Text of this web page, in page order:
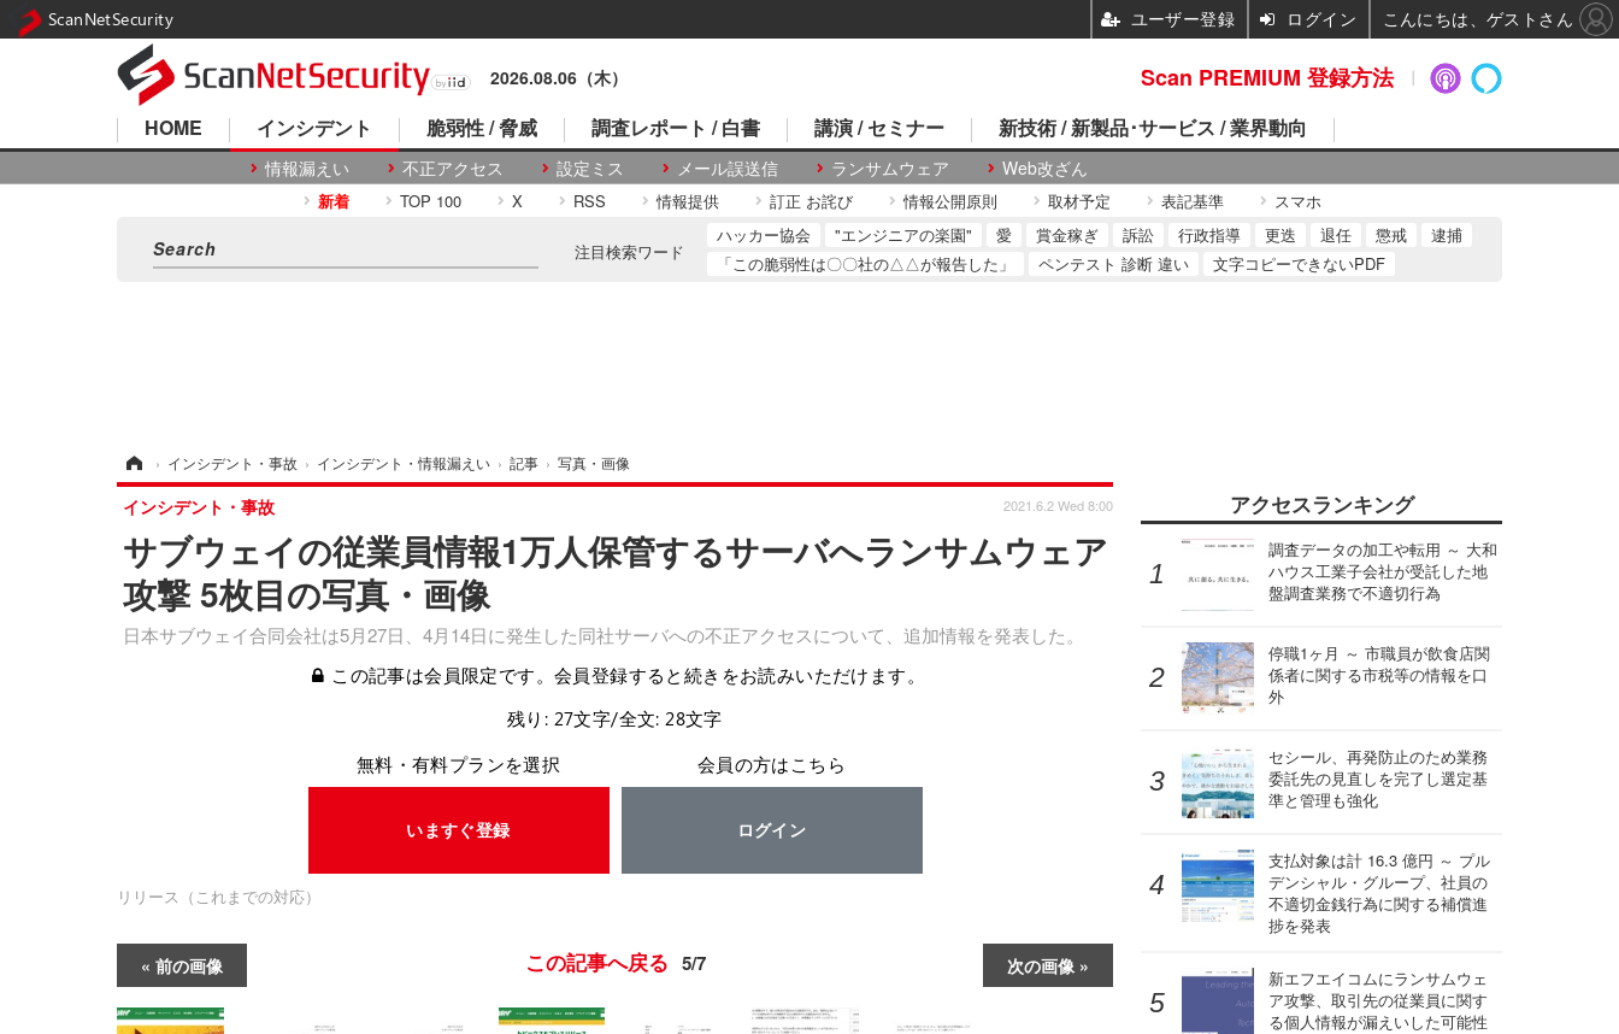
2026.08.06（木）
HOME インシデント
情報漏えい 不正アクセス 設定ミス メール誤送信 ランサムウェア Web改ざん
脆弱性 / 脅威 調査レポート / 白書 講演 / セミナー 新技術 / 新製品･サービス / 業界動向
新着 TOP 100 X RSS 情報提供 訂正 お詫び 情報公開原則 取材予定 表記基準 スマホ
注目検索ワード
ハッカー協会 "エンジニアの楽園" 愛 賞金稼ぎ 訴訟 行政指導 更迭 退任 懲戒
逮捕
「この脆弱性は〇〇社の△△が報告した」
ペンテスト 診断 違い 文字コピーできないPDF
› インシデント・事故 › インシデント・情報漏えい › 記事 › 写真・画像
サブウェイの従業員情報1万人保管するサーバへランサムウェア
攻撃 5枚目の写真・画像
日本サブウェイ合同会社は5月27日、4月14日に発生した同社サーバへの不正アクセスについて、追加情報を発表した。
インシデント・事故 2021.6.2 Wed 8:00
この記事は会員限定です。会員登録すると続きをお読みいただけます。
残り: 27文字/全文: 28文字
無料・有料プランを選択
いますぐ登録
会員の方はこちら
ログイン
リリース（これまでの対応）
前の画像 次の画像
この記事へ戻る 5/7
アクセスランキング
調査データの加工や転用 ～ 大和
ハウス工業子会社が受託した地
盤調査業務で不適切行為
停職1ヶ月 ～ 市職員が飲食店関
係者に関する市税等の情報を口
外
セシール、再発防止のため業務
委託先の見直しを完了し選定基
準と管理も強化
支払対象は計 16.3 億円 ～ プル
デンシャル・グループ、社員の
不適切金銭行為に関する補償進
捗を発表
新エフエイコムにランサムウェ
ア攻撃、取引先の従業員に関す
る個人情報が漏えいした可能性
Scan PREMIUM 登録方法
ScanNetSecurity ユーザー登録 ログイン こんにちは、ゲストさん